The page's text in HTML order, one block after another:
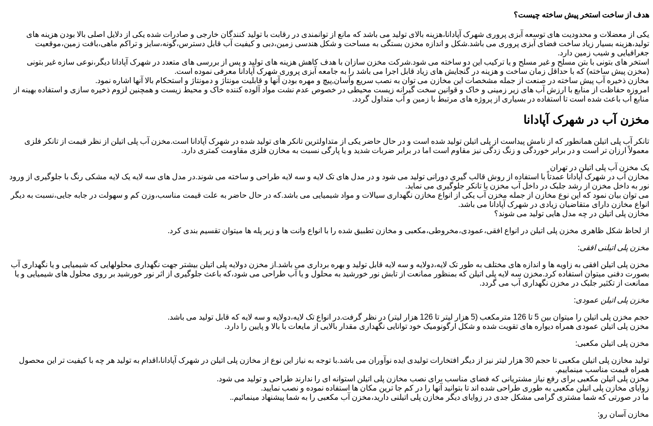
هدف از ساخت استخر پیش ساخته چیست؟
یکی از معضلات و محدودیت های توسعه آبزی پروری شهرک آپادانا،هزینه بالای تولید می باشد که مانع از توانمندی در رقابت با تولید کنندگان خارجی و صادرات شده یکی از دلایل اصلی بالا بودن هزینه های
تولید،هزینه بسیار زیاد ساخت فضای آبزی پروری می باشد.شکل و اندازه مخزن بستگی به مساحت و شکل هندسی زمین،دبی و کیفیت آب قابل دسترس،گونه،سایز و تراکم ماهی،بافت زمین،موقعیت
جغرافیایی و شیب زمین دارد.
استخر های بتونی با بتن مسلح و غیر مسلح و یا ترکیب این دو ساخته می شود.شرکت مخزن سازان با هدف کاهش هزینه های تولید و پس از بررسی های متعدد در شهرک آپادانا دیگر،نوعی سازه غیر بتونی
(مخزن پیش ساخته) که با حداقل زمان ساخت و هزینه در گنجایش های زیاد قابل اجرا می باشد را به جامعه آبزی پروری شهرک آپادانا معرفی نموده است.
مخازن ذخیره آب پیش ساخته در صنعت از جمله مشخصات این مخازن می توان به نصب سریع وآسان,پیچ و مهره بودن آنها و قابلیت مونتاژ و دمونتاژ و استحکام بالا آنها اشاره نمود.
امروزه حفاظت از منابع با ارزش آب های زیر زمینی و خاک و قوانین سخت گیرانه زیست محیطی در خصوص عدم نشت مواد آلوده کننده خاک و محیط زیست و همچنین لزوم ذخیره سازی و استفاده بهینه از
منابع آب باعث شده است تا استفاده در بسیاری از پروژه های مرتبط با زمین و آب متداول گردد.
مخزن آب در شهرک آپادانا
تانکر آب پلی اتیلن همانطور که از نامش پیداست از پلی اتیلن تولید شده است و در حال حاضر یکی از متداولترین تانکر های تولید شده در شهرک آپادانا است.مخزن آب پلی اتیلن از نظر قیمت از تانکر فلزی
معمولاً ارزان تر است و در برابر خوردگی و زنگ زدگی نیز مقاوم است اما در برابر ضربات شدید و یا پارگی نسبت به مخازن فلزی مقاومت کمتری دارد.
یک مخزن آب پلی اتیلن در تهران
مخازن آب در شهرک آپادانا عمدتاً با استفاده از روش قالب گیری دورانی تولید می شود و در مدل های تک لایه و سه لایه طراحی و ساخته می شوند.در مدل های سه لایه یک لایه مشکی رنگ با جلوگیری از ورود
نور به داخل مخزن از رشد جلبک در داخل آب مخزن یا تانکر جلوگیری می نماید.
می توان بیان نمود که این نوع مخازن از جمله مخزن آب یکی از انواع مخازن نگهداری سیالات و مواد شیمیایی می باشد.که در حال حاضر به علت قیمت مناسب،وزن کم و سهولت در جابه جایی،نسبت به دیگر
انواع مخازن دارای متقاضیان زیادی در شهرک آپادانا می باشد.
مخازن پلی اتیلن در چه مدل هایی تولید می شوند؟
از لحاظ شکل ظاهری مخزن پلی اتیلن در انواع افقی،عمودی،مخروطی،مکعبی و مخازن تطبیق شده را با انواع وانت ها و زیر پله ها میتوان تقسیم بندی کرد.
مخزن پلی اتیلنی افقی:
مخزن پلی اتیلن افقی به زاویه ها و اندازه های مختلف به طور تک لایه،دولایه و سه لایه قابل تولید و بهره برداری می باشد.از مخزن دولایه پلی اتیلن بیشتر جهت نگهداری محلولهایی که شیمیایی و یا نگهداری آب
بصورت دفنی میتوان استفاده کرد.مخزن سه لایه پلی اتیلن که بمنظور ممانعت از تابش نور خورشید به محلول و یا آب طراحی می شود،که باعث جلوگیری از اثر نور خورشید بر روی محلول های شیمیایی و یا
ممانعت از تکثیر جلبک در مخزن نگهداری آب می گردد.
مخزن پلی اتیلن عمودی:
حجم مخزن پلی اتیلن را میتوان بین 5 تا 126 مترمکعب (5 هزار لیتر تا 126 هزار لیتر) در نظر گرفت.در انواع تک لایه،دولایه و سه لایه که قابل تولید می باشد.
مخزن پلی اتیلن عمودی همراه دیواره های تقویت شده و شکل ارگونومیک خود توانایی نگهداری مقدار بالایی از مایعات با بالا و پایین را دارد.
مخزن پلی اتیلن مکعبی:
تولید مخازن پلی اتیلن مکعبی تا حجم 30 هزار لیتر نیز از دیگر افتخارات تولیدی ایده نوآوران می باشد.با توجه به نیاز این نوع از مخازن پلی اتیلن در شهرک آپادانا،اقدام به تولید هر چه با کیفیت تر این محصول
همراه قیمت مناسب مینماییم.
مخزن پلی اتیلن مکعبی برای رفع نیاز مشتریانی که فضای مناسب برای نصب مخازن پلی اتیلن استوانه ای را ندارند طراحی و تولید می شود.
زوایای مخازن پلی اتیلن مکعبی به طوری طراحی شده اند تا بتوانید آنها را در کم جا ترین مکان ها استفاده نموده و نصب نمایید.
ما در صورتی که شما مشتری گرامی مشکل جدی در زوایای دیگر مخازن پلی اتیلنی دارید،مخزن آب مکعبی را به شما پیشنهاد مینمائیم..
مخازن آسان رو: